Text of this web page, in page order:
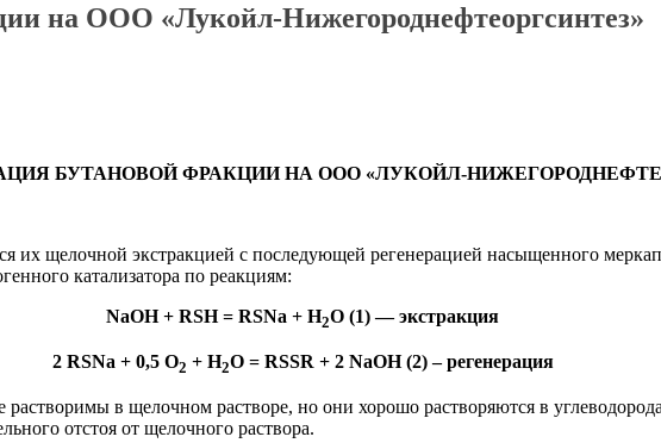
на ООО «Лукойл-Нижегороднефтеоргсинтез»
БУТАНОВОЙ ФРАКЦИИ НА ООО «ЛУКОЙЛ-
их щелочной экстракцией с последующей регенерацией насыщенного
катализатора по реакциям:
NaOH + RSH = RSNa + H2O (1) — экстракция
2 RSNa + 0,5 O2 + H2O = RSSR + 2 NaOH (2) – регенерация
в щелочном растворе, но они хорошо растворяются в
отстоя от щелочного раствора.